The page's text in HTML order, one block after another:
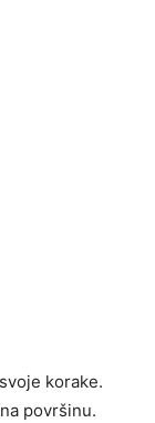
korake.
površinu.